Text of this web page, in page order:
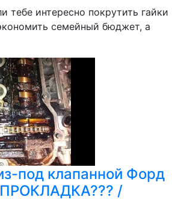
интересно покрутить гайки
семейный бюджет, а
под клапанной Форд
/